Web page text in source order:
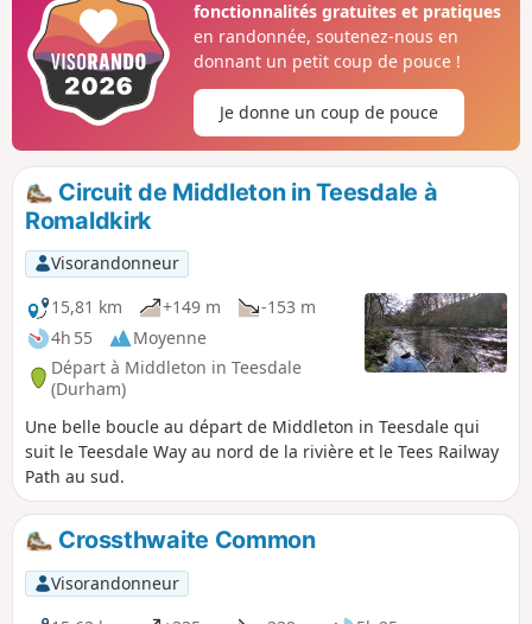
fonctionnalités gratuites et pratiques
en randonnée, soutenez-nous en
donnant un petit coup de pouce !
Je donne un coup de pouce
Circuit de Middleton in Teesdale à
Romaldkirk
Visorandonneur
15,81 km
+149 m
-153 m
4h 55
Moyenne
Départ à Middleton in Teesdale
(Durham)
Une belle boucle au départ de Middleton in Teesdale qui
suit le Teesdale Way au nord de la rivière et le Tees Railway
Path au sud.
Crossthwaite Common
Visorandonneur